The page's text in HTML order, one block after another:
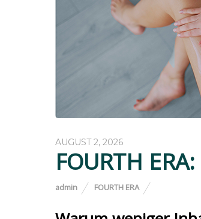
AUGUST 2, 2026
FOURTH
admin FOURTH ERA